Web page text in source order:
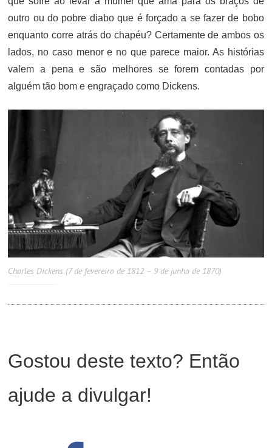
outro ou do pobre diabo que é forçado a se fazer de bobo
enquanto corre atrás do chapéu? Certamente de ambos os
lados, no caso menor e no que parece maior. As histórias
valem a pena e são melhores se forem contadas por
alguém tão bom e engraçado como Dickens.
Charles Dickens (7 de fevereiro de 1812 – 9 de junho de 1870)
Gostou deste texto? Então
ajude a divulgar!